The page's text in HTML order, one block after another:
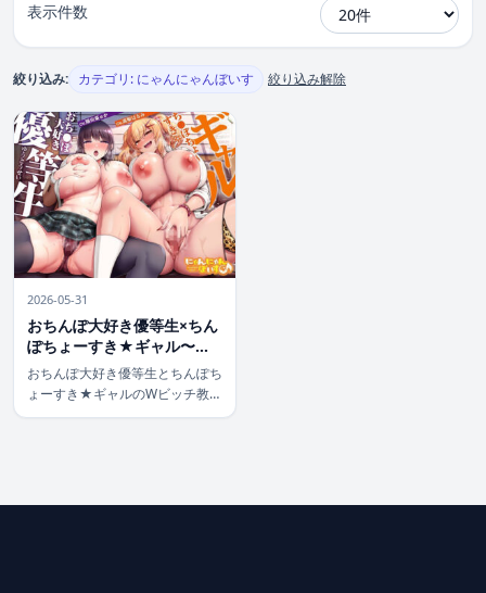
表示件数
絞り込み: カテゴリ: にゃんにゃんぼいす 絞り込み解除
2026-05-31
おちんぽ大好き優等生×ちん
ぽちょーすき★ギャル〜W
ビッチ教え子JKのドスケベ
逆性活指導〜【KU100】
【学園もの】本音レビュー
おちんぽ大好き優等生とちんぽち
ょーすき★ギャルのWビッチ教え
子JKが、主人公を徹底的に逆性活